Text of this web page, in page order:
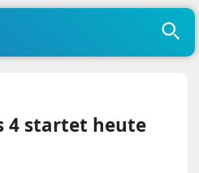
4 startet heute